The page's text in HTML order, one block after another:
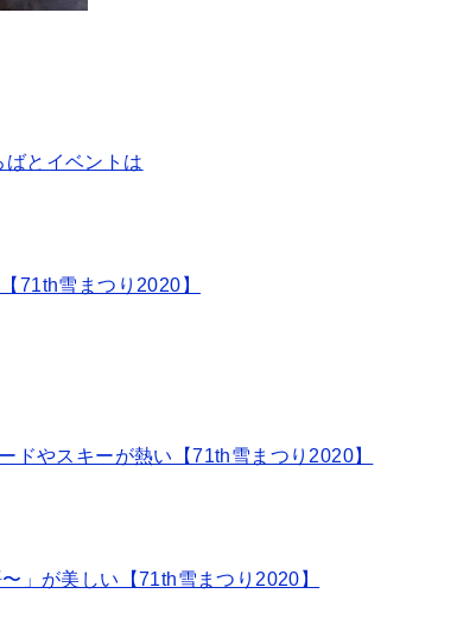
とイベントは
71th雪まつり2020】
ドやスキーが熱い【71th雪まつり2020】
」が美しい【71th雪まつり2020】